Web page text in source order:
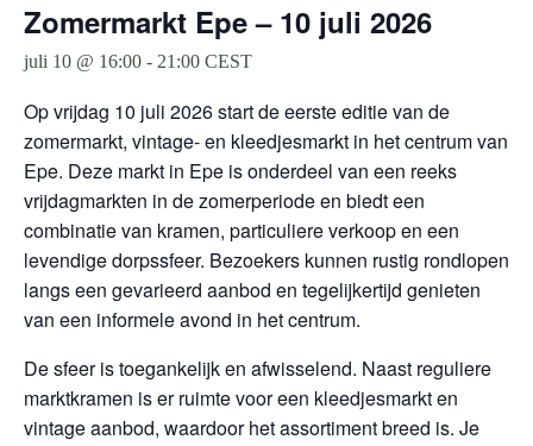
Zomermarkt Epe – 10 juli 2026
juli 10 @ 16:00 - 21:00 CEST
Op vrijdag 10 juli 2026 start de eerste editie van de
zomermarkt, vintage- en kleedjesmarkt in het centrum van
Epe. Deze markt in Epe is onderdeel van een reeks
vrijdagmarkten in de zomerperiode en biedt een
combinatie van kramen, particuliere verkoop en een
levendige dorpssfeer. Bezoekers kunnen rustig rondlopen
langs een gevarieerd aanbod en tegelijkertijd genieten
van een informele avond in het centrum.
De sfeer is toegankelijk en afwisselend. Naast reguliere
marktkramen is er ruimte voor een kleedjesmarkt en
vintage aanbod, waardoor het assortiment breed is. Je